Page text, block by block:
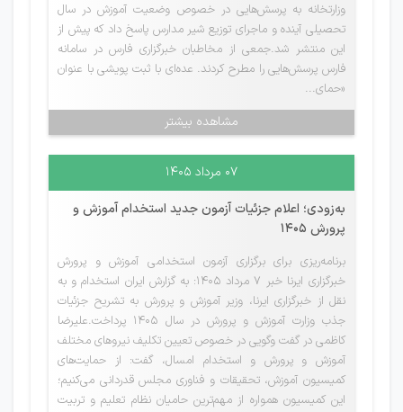
وزارتخانه به پرسش‌هایی در خصوص وضعیت آموزش در سال
تحصیلی آینده و ماجرای توزیع شیر مدارس پاسخ داد که پیش از
این منتشر شد.جمعی از مخاطبان خبرگزاری فارس در سامانه
فارس پرسش‌هایی را مطرح کردند. عده‌ای با ثبت پویشی با عنوان
«حمای...
مشاهده بیشتر
۰۷ مرداد ۱۴۰۵
به‌زودی؛ اعلام جزئیات آزمون جدید استخدام آموزش و
پرورش 1405
برنامه‌ریزی برای برگزاری آزمون استخدامی آموزش و پرورش
خبرگزاری ایرنا خبر 7 مرداد 1405: به گزارش ایران استخدام و به
نقل از خبرگزاری ایرنا، وزیر آموزش و پرورش به تشریح جزئیات
جذب وزارت آموزش و پرورش در سال 1405 پرداخت.علیرضا
کاظمی در گفت وگویی در خصوص تعیین تکلیف نیروهای مختلف
آموزش و پرورش و استخدام امسال، گفت: از حمایت‌های
کمیسیون آموزش، تحقیقات و فناوری مجلس قدردانی می‌کنیم؛
این کمیسیون همواره از مهم‌ترین حامیان نظام تعلیم و تربیت